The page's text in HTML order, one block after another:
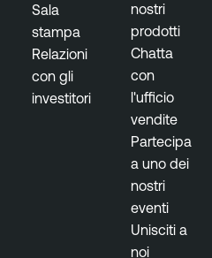
Sala
stampa
Relazioni
con gli
investitori
nostri
prodotti
Chatta
con
l'ufficio
vendite
Partecipa
a uno dei
nostri
eventi
Unisciti a
noi